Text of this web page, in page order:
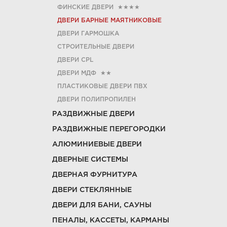
ФИНСКИЕ ДВЕРИ ★★★★
ДВЕРИ БАРНЫЕ МАЯТНИКОВЫЕ
ДВЕРИ ГАРМОШКА
СТРОИТЕЛЬНЫЕ ДВЕРИ
ДВЕРИ CРL
ДВЕРИ МДФ ★★
ПЛАСТИКОВЫЕ ДВЕРИ ПВХ
ДВЕРИ ПОЛИПРОПИЛЕН
РАЗДВИЖНЫЕ ДВЕРИ
РАЗДВИЖНЫЕ ПЕРЕГОРОДКИ
АЛЮМИНИЕВЫЕ ДВЕРИ
ДВЕРНЫЕ СИСТЕМЫ
ДВЕРНАЯ ФУРНИТУРА
ДВЕРИ СТЕКЛЯННЫЕ
ДВЕРИ ДЛЯ БАНИ, САУНЫ
ПЕНАЛЫ, КАССЕТЫ, КАРМАНЫ